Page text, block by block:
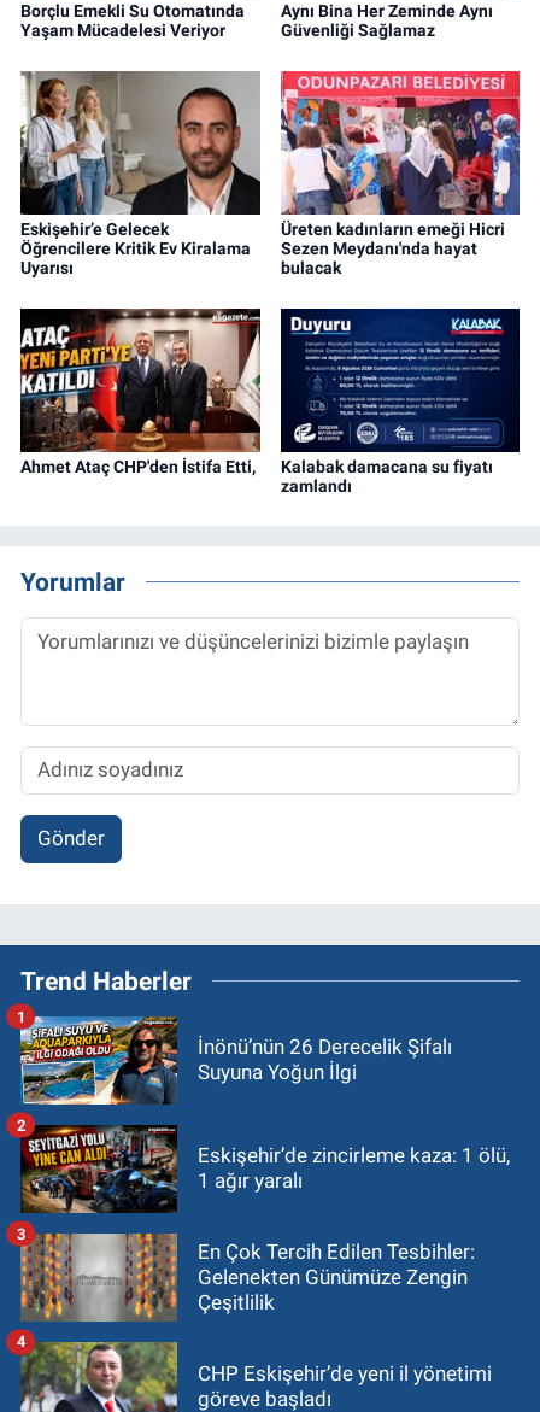
Borçlu Emekli Su Otomatında
Yaşam Mücadelesi Veriyor
Aynı Bina Her Zeminde Aynı
Güvenliği Sağlamaz
Eskişehir’e Gelecek
Öğrencilere Kritik Ev Kiralama
Uyarısı
Üreten kadınların emeği Hicri
Sezen Meydanı'nda hayat
bulacak
Ahmet Ataç CHP'den İstifa Etti,
Kalabak damacana su fiyatı
zamlandı
Yorumlar
Gönder
Trend Haberler
İnönü’nün 26 Derecelik Şifalı
Suyuna Yoğun İlgi
1
Eskişehir’de zincirleme kaza: 1 ölü,
1 ağır yaralı
2
En Çok Tercih Edilen Tesbihler:
Gelenekten Günümüze Zengin
Çeşitlilik
3
CHP Eskişehir’de yeni il yönetimi
göreve başladı
4